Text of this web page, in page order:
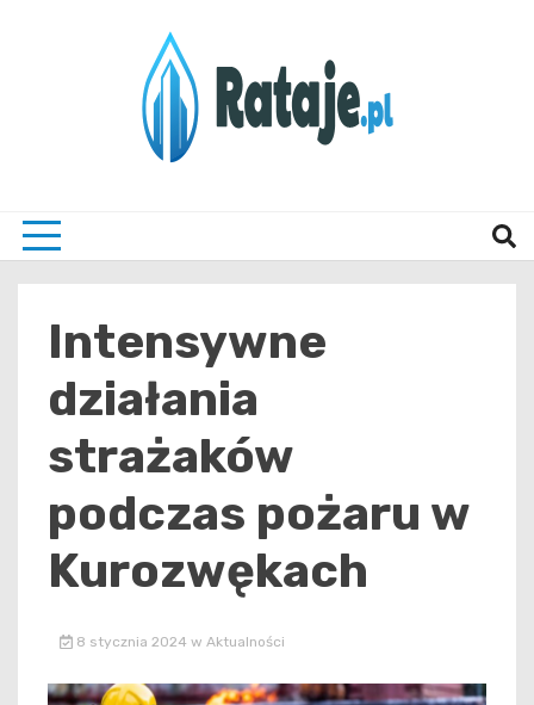
Intensywne
działania
strażaków
podczas pożaru w
Kurozwękach
8 stycznia 2024 w Aktualności